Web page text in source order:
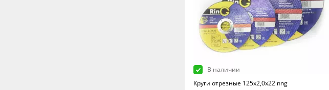
В наличии
Круги отрезные 125х2,0х22 nng